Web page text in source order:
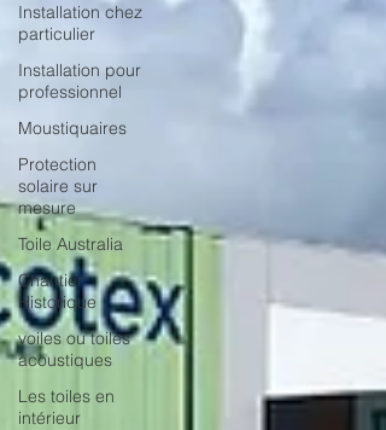
Installation chez
particulier
Installation pour
professionnel
Moustiquaires
Protection
solaire sur
mesure
Toile Australia
Chantier
Historique
voiles ou toiles
acoustiques
Les toiles en
intérieur